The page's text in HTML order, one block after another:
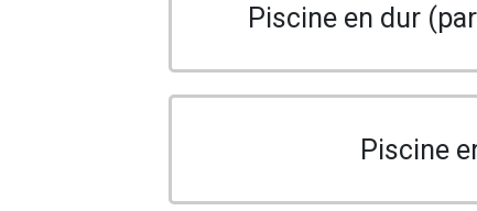
Piscine en dur
Piscine